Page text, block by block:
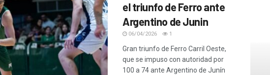
el triunfo de Ferro ante
Argentino de Junin
06/04/2026 1
Gran triunfo de Ferro Carril Oeste,
que se impuso con autoridad por
100 a 74 ante Argentino de Junín